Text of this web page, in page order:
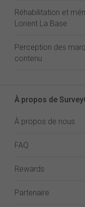
Réhabilitation et
Lorient La Base
Perception des
contenu
À propos de
À propos de nous
FAQ
Rewards
Partenaire